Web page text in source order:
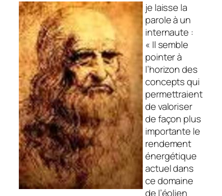
je laisse la
parole à un
internaute :
« Il semble
pointer à
l’horizon des
concepts qui
permettraient
de valoriser
de façon plus
importante le
rendement
énergétique
actuel dans
ce domaine
de l’éolien